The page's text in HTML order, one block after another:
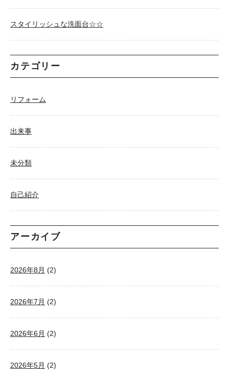
スタイリッシュな洗面台☆☆
カテゴリー
リフォーム
出来事
未分類
自己紹介
アーカイブ
2026年8月 (2)
2026年7月 (2)
2026年6月 (2)
2026年5月 (2)